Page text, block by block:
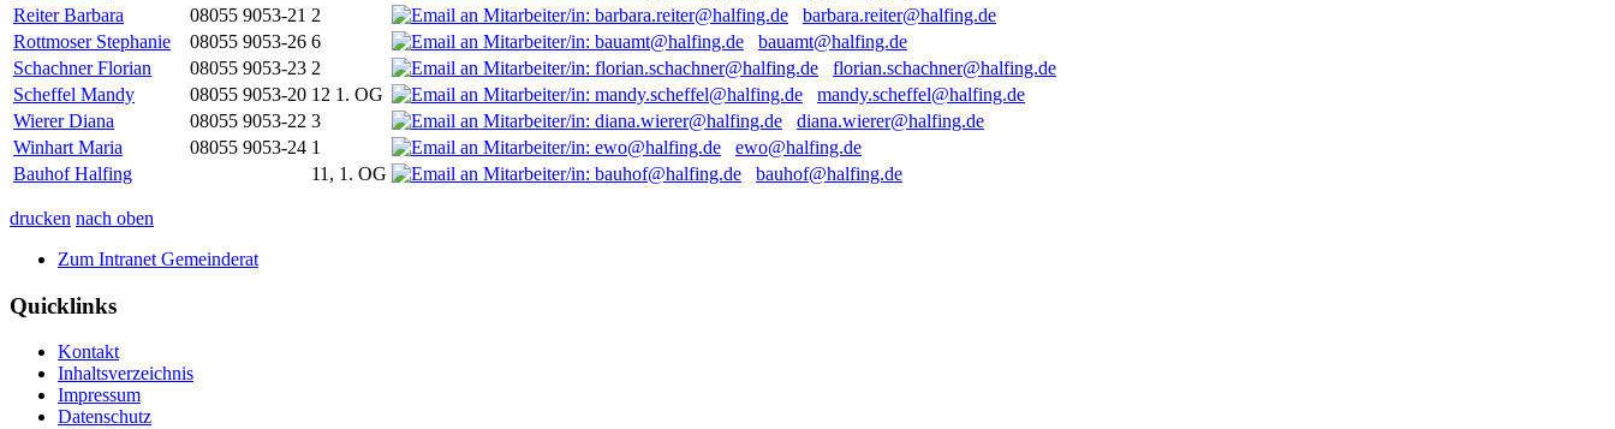
Reiter Barbara
08055 9053-21 2
barbara.reiter@halfing.de
Rottmoser Stephanie
08055 9053-26 6
bauamt@halfing.de
Schachner Florian
08055 9053-23 2
florian.schachner@halfing.de
Scheffel Mandy
08055 9053-20 12 1. OG
mandy.scheffel@halfing.de
Wierer Diana
08055 9053-22 3
diana.wierer@halfing.de
Winhart Maria
08055 9053-24 1
ewo@halfing.de
Bauhof Halfing
11, 1. OG bauhof@halfing.de
drucken nach oben
Zum Intranet Gemeinderat
Quicklinks
Kontakt
Inhaltsverzeichnis
Impressum
Datenschutz